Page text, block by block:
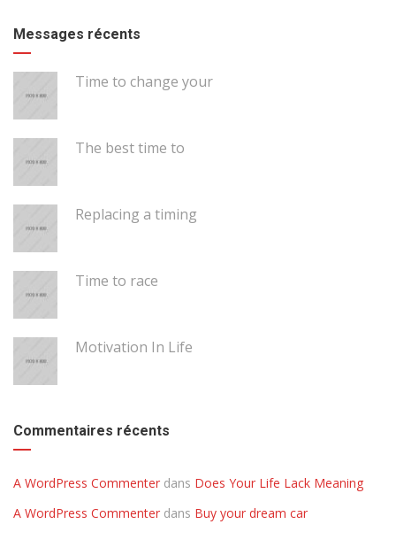
Messages récents
Time to change your
The best time to
Replacing a timing
Time to race
Motivation In Life
Commentaires récents
A WordPress Commenter dans Does Your Life Lack Meaning
A WordPress Commenter dans Buy your dream car